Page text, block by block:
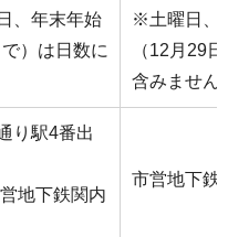
、年末年始
）は日数に
※土曜日、
（12月29
含みません
り駅4番出
地下鉄関内
市営地下鉄